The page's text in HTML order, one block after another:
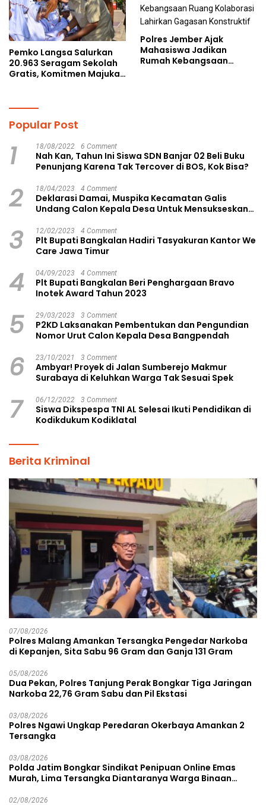
Pemko Langsa Salurkan
20.963 Seragam Sekolah
Gratis, Komitmen Majukan
Polres Jember Ajak
Mahasiswa Jadikan
Rumah Kebangsaan
Popular Post
1 18/08/2022 6 Comment
Nah Kan, Tahun Ini Siswa SDN Banjar 02 Beli Buku
Penunjang Karena Tak Tercover di BOS, Kok Bisa?
2 18/04/2023 4 Comment
Deklarasi Damai, Muspika Kecamatan Galis
Undang Calon Kepala Desa Untuk Mensukseskan
3 12/02/2023 4 Comment
Plt Bupati Bangkalan Hadiri Tasyakuran Kantor We
Care Jawa Timur
4 04/09/2023 4 Comment
Plt Bupati Bangkalan Beri Penghargaan Bravo
Inotek Award Tahun 2023
5 29/03/2023 3 Comment
P2KD Laksanakan Pembentukan dan Pengundian
Nomor Urut Calon Kepala Desa Bangpendah
6 23/10/2021 3 Comment
Ambyar! Proyek di Jalan Sumberejo Makmur
Surabaya di Keluhkan Warga Tak Sesuai Spek
7 06/12/2022 3 Comment
Siswa Dikspespa TNI AL Selesai Ikuti Pendidikan di
Kodikdukum Kodiklatal
Berita Kriminal
07/08/2026
Polres Malang Amankan Tersangka Pengedar Narkoba
di Kepanjen, Sita Sabu 96 Gram dan Ganja 131 Gram
05/08/2026
Dua Pekan, Polres Tanjung Perak Bongkar Tiga Jaringan
Narkoba 22,76 Gram Sabu dan Pil Ekstasi
03/08/2026
Polres Ngawi Ungkap Peredaran Okerbaya Amankan 2
Tersangka
03/08/2026
Polda Jatim Bongkar Sindikat Penipuan Online Emas
Murah, Lima Tersangka Diantaranya Warga Binaan
02/08/2026